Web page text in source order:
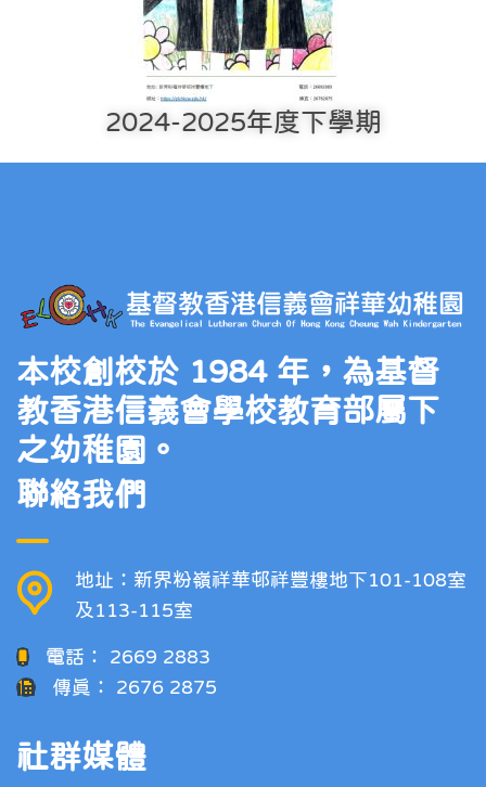
2024-2025年度下學期
本校創校於 1984 年，為基督
教香港信義會學校教育部屬下
之幼稚園。
聯絡我們
地址：新界粉嶺祥華邨祥豐樓地下101-108室
及113-115室
電話： 2669 2883
傳真： 2676 2875
社群媒體